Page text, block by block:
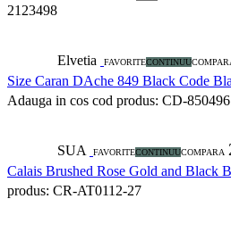
2123498
Elvetia FAVORITECONTINUU
Size Caran DAche 849 Black Code
Adauga in cos cod produs: CD-850496
SUA FAVORITECONTINUUCOMPARA
Calais Brushed Rose Gold and Black
produs: CR-AT0112-27